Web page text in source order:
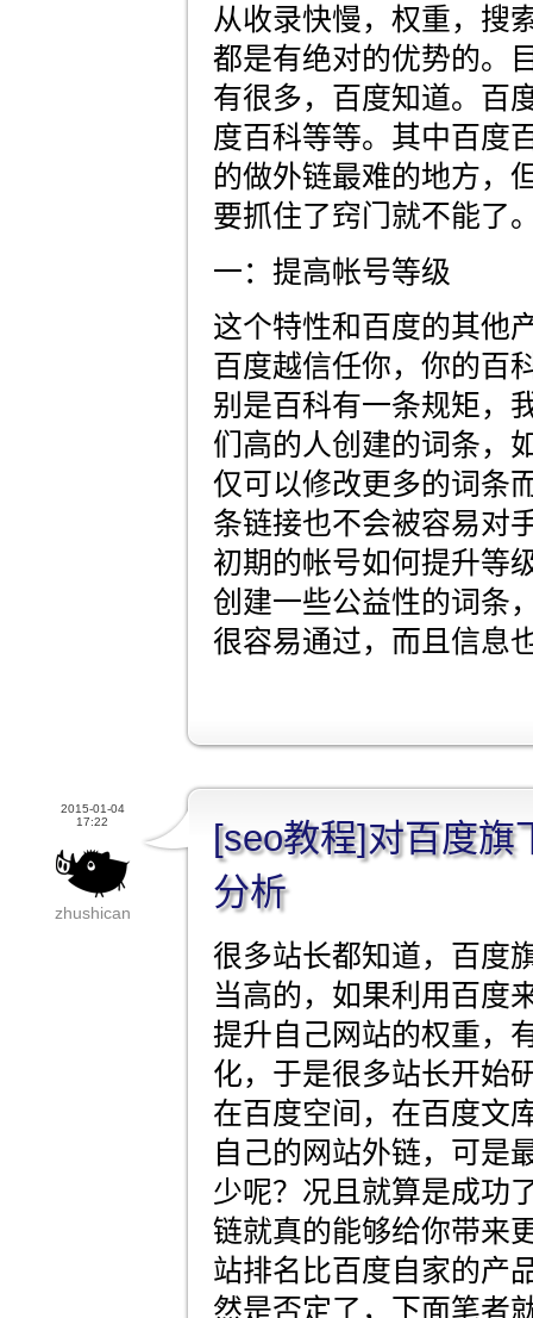
从收录快慢，权重，搜
都是有绝对的优势的。
有很多，百度知道。百
度百科等等。其中百度
的做外链最难的地方，
要抓住了窍门就不能了
一：提高帐号等级
这个特性和百度的其他
百度越信任你，你的百
别是百科有一条规矩，
们高的人创建的词条，
仅可以修改更多的词条
条链接也不会被容易对
初期的帐号如何提升等
创建一些公益性的词条
很容易通过，而且信息
2015-01-04
17:22
zhushican
[seo教程]对百度旗
分析
很多站长都知道，百度
当高的，如果利用百度
提升自己网站的权重，
化，于是很多站长开始
在百度空间，在百度文
自己的网站外链，可是
少呢？况且就算是成功
链就真的能够给你带来
站排名比百度自家的产
然是否定了，下面笔者